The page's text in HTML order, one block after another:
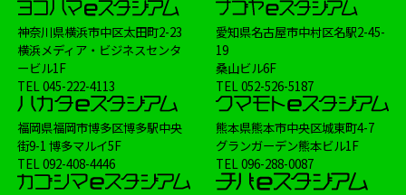
神奈川県横浜市中区太田町2-23
横浜メディア・ビジネスセンタ
ービル1F
TEL045-222-4113
愛知県名古屋市中村区名駅2-45-
19
桑山ビル6F
TEL052-526-5187
福岡県福岡市博多区博多駅中央
街9-1 博多マルイ5F
TEL092-408-4446
熊本県熊本市中央区城東町4-7
グランガーデン熊本ビル1F
TEL096-288-0087